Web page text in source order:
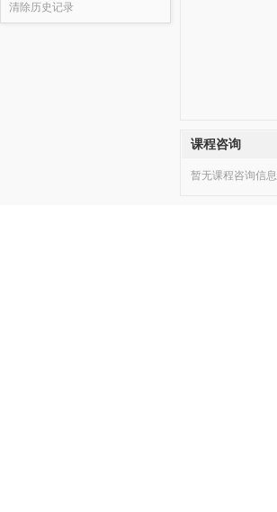
清除历史记录
课程咨询
暂无课程咨询信息